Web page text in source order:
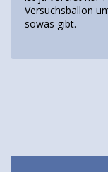
Versuchsballon
sowas gibt.